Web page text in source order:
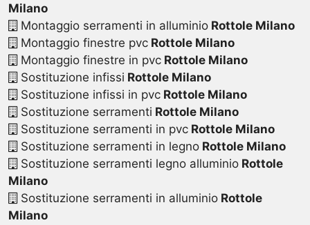
Milano
Montaggio serramenti in alluminioRottole Milano
Montaggio finestre pvcRottole Milano
Montaggio finestre in pvcRottole Milano
Sostituzione infissi Rottole Milano
Sostituzione infissi in pvcRottole Milano
Sostituzione serramenti Rottole Milano
Sostituzione serramenti in pvcRottole Milano
Sostituzione serramenti in legnoRottole Milano
Sostituzione serramenti legno alluminioRottole
Milano
Sostituzione serramenti in alluminioRottole
Milano